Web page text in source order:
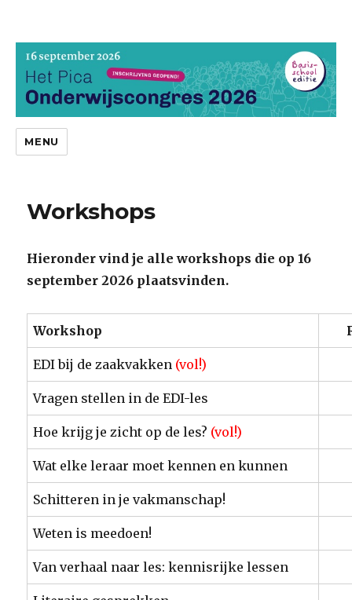
Pica Onderwijscongres
MENU
Workshops
Hieronder vind je alle workshops die op 16
september 2026 plaatsvinden.
Workshop
EDI bij de zaakvakken (vol!)
Vragen stellen in de EDI-les
Hoe krijg je zicht op de les? (vol!)
Wat elke leraar moet kennen en kunnen
Schitteren in je vakmanschap!
Weten is meedoen!
Van verhaal naar les: kennisrijke lessen